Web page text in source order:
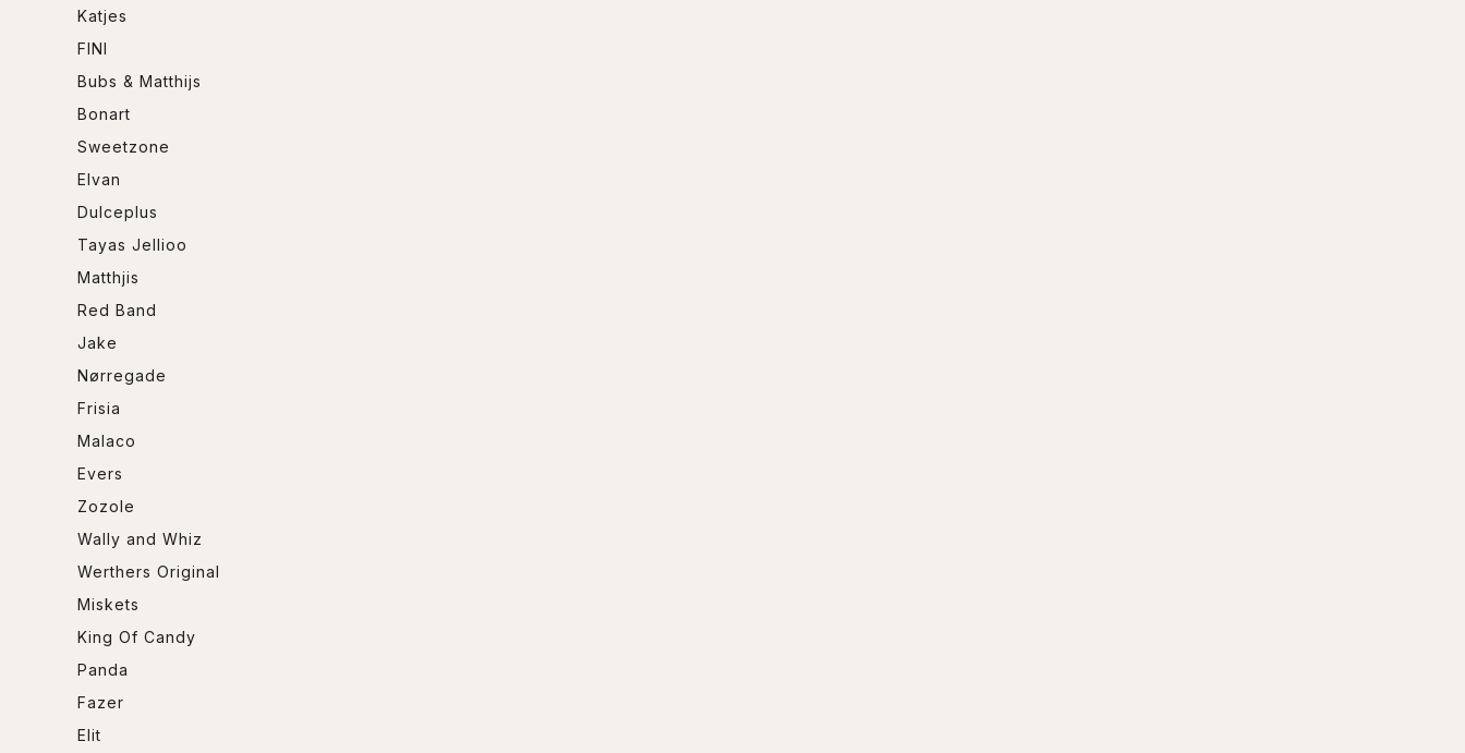
Katjes
FINI
Bubs & Matthijs
Bonart
Sweetzone
Elvan
Dulceplus
Tayas Jellioo
Matthjis
Red Band
Jake
Nørregade
Frisia
Malaco
Evers
Zozole
Wally and Whiz
Werthers Original
Miskets
King Of Candy
Panda
Fazer
Elit